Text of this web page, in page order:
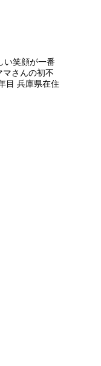
い笑顔が一番
マさんの初不
目 兵庫県在住